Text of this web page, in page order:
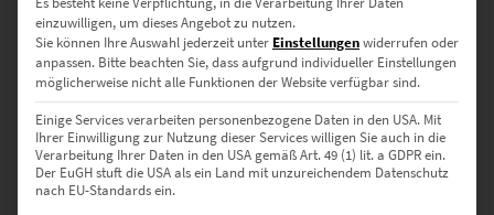
Hauch zu forsch kann die Atmosphäre wirken, wenn der Farbton
den Raum dominiert. Die Gefahr besteht nicht, wenn du auf unsere
Schwarz-Weiß-Bildermit Rot setzt. Im Gegenteil: Damit
verdeutlichst du dein Gespür für Stil beim Einrichten.
Visuelle Liebesbekundungen –
Wandbilder mit rotem Highlight
einzuwilligen, um dieses Angebot zu nutzen.
Sie können Ihre Auswahl jederzeit unter Einstellungenwiderrufen oder
anpassen. Bitte beachten Sie, dass aufgrund individueller Einstellungen
möglicherweise nicht alle Funktionen der Website verfügbar sind.
Einige Services verarbeiten personenbezogene Daten in den USA. Mit
Ihrer Einwilligung zur Nutzung dieser Services willigen Sie auch in die
Verarbeitung Ihrer Daten in den USA gemäß Art. 49 (1) lit. a GDPR ein.
Der EuGH stuft die USA als ein Land mit unzureichendem Datenschutz
nach EU-Standards ein.